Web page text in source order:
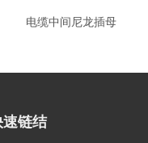
电缆中间尼龙插母
速链结